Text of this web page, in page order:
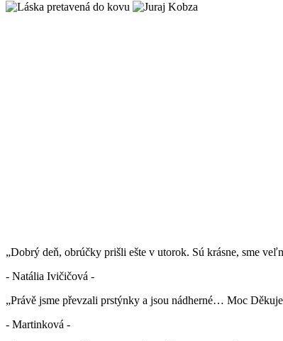
„Dobrý deň, obrúčky prišli ešte v utorok. Sú krásne, sme
- Natália Ivičičová -
„Právě jsme převzali prstýnky a jsou nádherné… Moc
- Martinková -